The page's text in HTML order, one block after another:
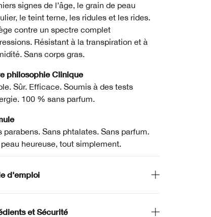
signes de l’âge, le grain de peau
le teint terne, les ridules et les rides.
contre un spectre complet
Résistant à la transpiration et à
Sans corps gras.
philosophie Clinique
Sûr. Efficace. Soumis à des tests
100 % sans parfum.
parabens. Sans phtalates. Sans parfum.
heureuse, tout simplement.
d'emploi
et Sécurité